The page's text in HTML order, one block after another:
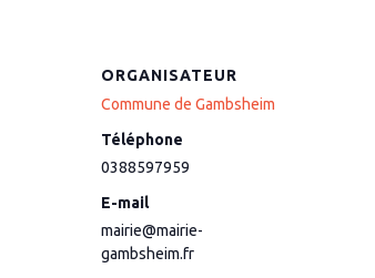
ORGANISATEUR
Commune de Gambsheim
Téléphone
0388597959
E-mail
mairie@mairie-
gambsheim.fr